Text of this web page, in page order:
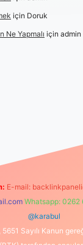
için Doruk
Ne Yapmalı için admin
E-mail:
Whatsapp: 0262
@karabul
5651 Sayılı Kanun